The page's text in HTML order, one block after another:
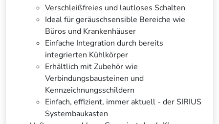
Verschleißfreies und lautloses Schalten
Ideal für geräuschsensible Bereiche wie
Büros und Krankenhäuser
Einfache Integration durch bereits
integrierten Kühlkörper
Erhältlich mit Zubehör wie
Verbindungsbausteinen und
Kennzeichnungsschildern
Einfach, effizient, immer aktuell - der SIRIUS
Systembaukasten